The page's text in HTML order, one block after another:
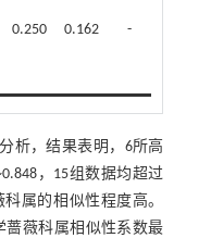
0.250 0.162 -
析，结果表明，6所高
，15组数据均超过
属的相似性程度高。
蔷薇科属相似性系数最